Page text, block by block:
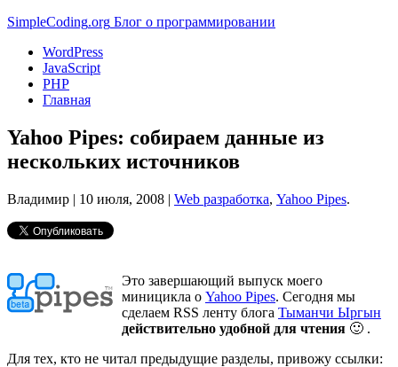
SimpleCoding.org Блог о программировании
WordPress
JavaScript
PHP
Главная
Yahoo Pipes: собираем данные из
нескольких источников
Владимир | 10 июля, 2008 | Web разработка, Yahoo Pipes.
Это завершающий выпуск моего
миницикла о Yahoo Pipes. Сегодня мы
сделаем RSS ленту блога Тыманчи Ыргын
действительно удобной для чтения 🙂 .
Для тех, кто не читал предыдущие разделы, привожу ссылки: